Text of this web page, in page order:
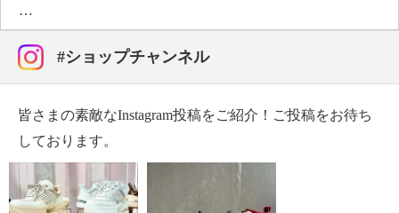
【サイズ（ワイズ）】
・３Ｅ
【サイズ（その他）】
・ヒールの高さ：約５ｃｍ
・前側着地点厚み：約３．５ｃｍ
・高低差：約１．５ｃｍ
【重さ】
・片足約４６０ｇ（サイズにより多少の差異あり）
【原産国（地）】
#ショップチャンネル
皆さまの素敵なInstagram投稿をご紹介！ご投稿をお待ち
しております。